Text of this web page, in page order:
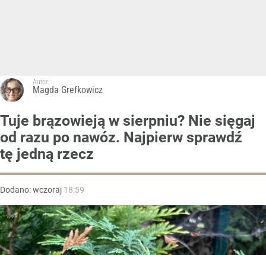
Autor:
Magda Grefkowicz
Tuje brązowieją w sierpniu? Nie sięgaj
od razu po nawóz. Najpierw sprawdź
tę jedną rzecz
Dodano:wczoraj 18:59